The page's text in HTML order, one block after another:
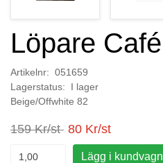
Löpare Café
Artikelnr: 051659
Lagerstatus: I lager
Beige/Offwhite 82
159 Kr/st 80 Kr/st
Lägg i kundvagn